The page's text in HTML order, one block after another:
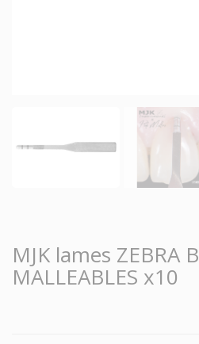
MJK lames ZEBRA
MALLEABLES x10